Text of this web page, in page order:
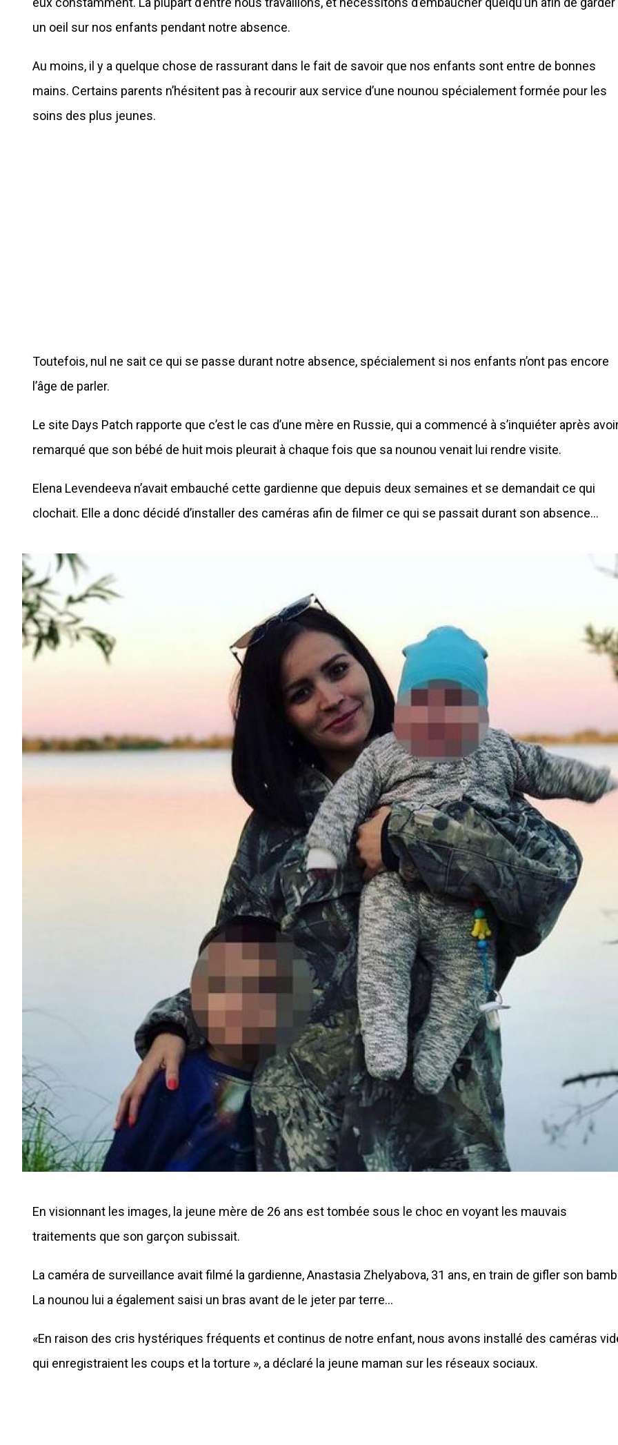
un oeil sur nos enfants pendant notre absence.
Au moins, il y a quelque chose de rassurant dans le fait de savoir que nos enfants sont entre de bonnes
mains. Certains parents n’hésitent pas à recourir aux service d’une nounou spécialement formée pour les
soins des plus jeunes.
Toutefois, nul ne sait ce qui se passe durant notre absence, spécialement si nos enfants n’ont pas encore
l’âge de parler.
Le site Days Patch rapporte que c’est le cas d’une mère en Russie, qui a commencé à s’inquiéter après
remarqué que son bébé de huit mois pleurait à chaque fois que sa nounou venait lui rendre visite.
Elena Levendeeva n’avait embauché cette gardienne que depuis deux semaines et se demandait ce qui
clochait. Elle a donc décidé d’installer des caméras afin de filmer ce qui se passait durant son absence…
En visionnant les images, la jeune mère de 26 ans est tombée sous le choc en voyant les mauvais
traitements que son garçon subissait.
La caméra de surveillance avait filmé la gardienne, Anastasia Zhelyabova, 31 ans, en train de gifler son
La nounou lui a également saisi un bras avant de le jeter par terre…
«En raison des cris hystériques fréquents et continus de notre enfant, nous avons installé des caméras
qui enregistraient les coups et la torture », a déclaré la jeune maman sur les réseaux sociaux.